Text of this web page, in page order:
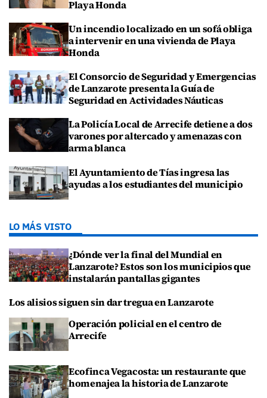
Playa Honda
Un incendio localizado en un sofá obliga
a intervenir en una vivienda de Playa
Honda
El Consorcio de Seguridad y Emergencias
de Lanzarote presenta la Guía de
Seguridad en Actividades Náuticas
La Policía Local de Arrecife detiene a dos
varones por altercado y amenazas con
arma blanca
El Ayuntamiento de Tías ingresa las
ayudas a los estudiantes del municipio
LO MÁS VISTO
¿Dónde ver la final del Mundial en
Lanzarote? Estos son los municipios que
instalarán pantallas gigantes
Los alisios siguen sin dar tregua en Lanzarote
Operación policial en el centro de
Arrecife
Ecofinca Vegacosta: un restaurante que
homenajea la historia de Lanzarote